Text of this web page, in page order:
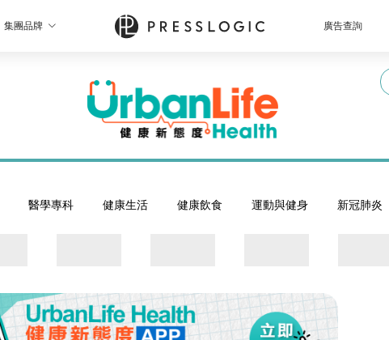
集團品牌 廣告查詢
醫學專科 健康生活 健康飲食 運動與健身 新冠肺炎